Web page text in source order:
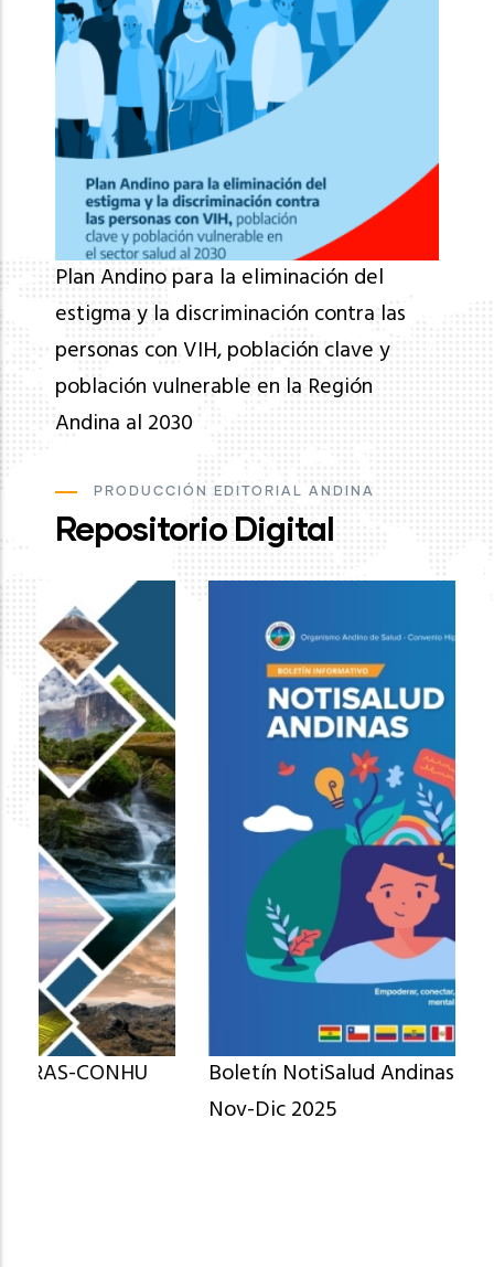
Plan Andino para la eliminación del
estigma y la discriminación contra las
personas con VIH, población clave y
población vulnerable en la Región
Andina al 2030
PRODUCCIÓN EDITORIAL ANDINA
Repositorio Digital
Boletín NotiSalud Andinas N° 104 Oct-